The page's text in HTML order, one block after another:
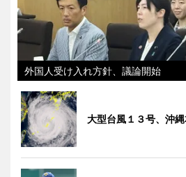
外国人受け入れ方針、議論開始
大型台風１３号、沖